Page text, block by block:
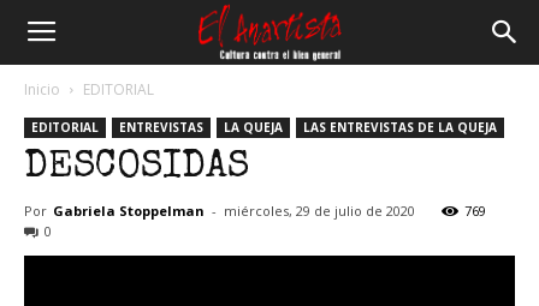
Anartista
Inicio EDITORIAL
EDITORIAL ENTREVISTAS LA QUEJA LAS ENTREVISTAS DE LA QUEJA
DESCOSIDAS
Por Gabriela Stoppelman - miércoles, 29 de julio de 2020
769
0